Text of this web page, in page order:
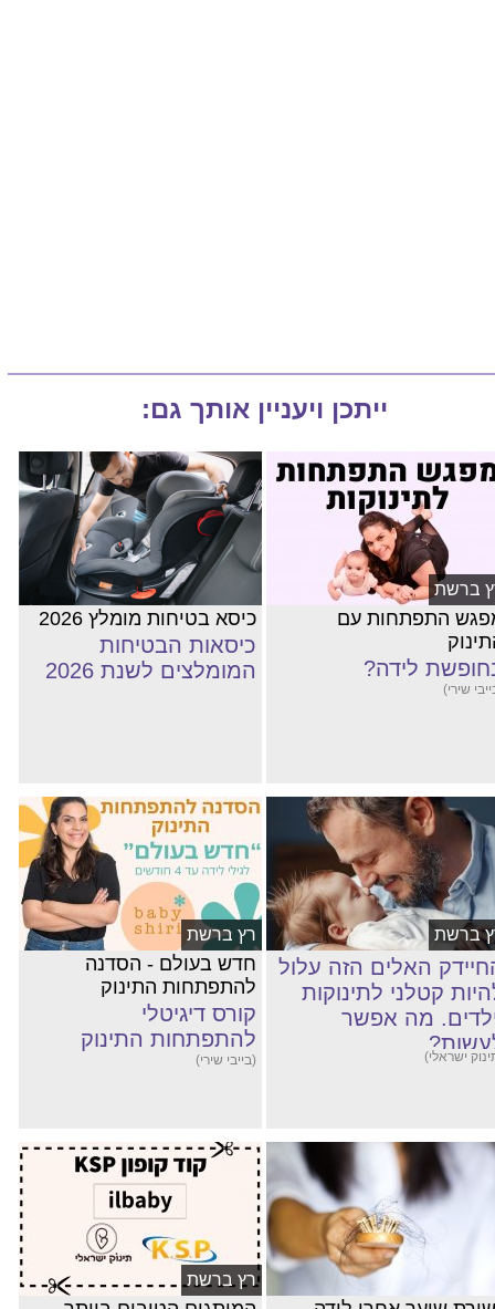
ייתכן ויעניין אותך גם:
ברשת
התפתחות עם
לידה?
שירי)
כיסא בטיחות מומלץ 2026
כיסאות הבטיחות
המומלצים לשנת 2026
ברשת
האלים הזה עלול
קטלני לתינוקות
מה אפשר
ישראלי)
רץ ברשת
חדש בעולם - הסדנה
להתפתחות התינוק
קורס דיגיטלי
להתפתחות התינוק
(בייבי שירי)
רץ ברשת